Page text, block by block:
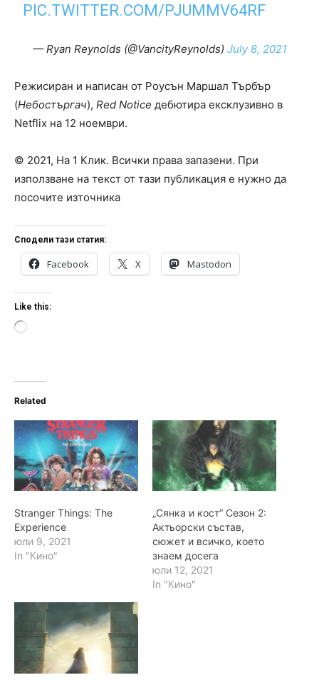
PIC.TWITTER.COM/PJUMMV64RF
— Ryan Reynolds (@VancityReynolds) July 8, 2021
Режисиран и написан от Роусън Маршал Търбър
(Небостъргач), Red Notice дебютира ексклузивно в
Netflix на 12 ноември.
© 2021, На 1 Клик. Всички права запазени. При
използване на текст от тази публикация е нужно да
посочите източника
Сподели тази статия:
Facebook X Mastodon
Like this:
L
i
n
…
Related
Stranger Things: The
Experience
юли 9, 2021
In "Кино"
„Сянка и кост“ Сезон 2:
Актьорски състав,
сюжет и всичко, което
знаем досега
юли 12, 2021
In "Кино"